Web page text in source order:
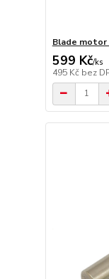
Blade motor
599 Kč/ks
495 Kč bez